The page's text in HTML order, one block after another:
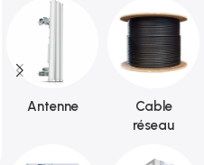
Antenne
Cable
réseau